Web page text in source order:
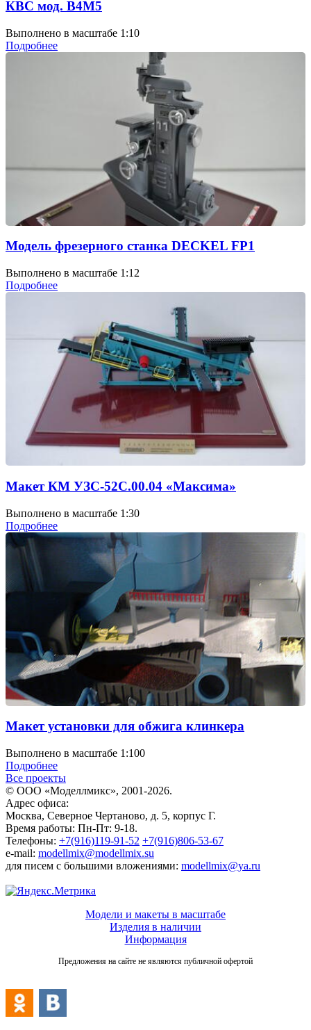
КВС мод. В4М5
Выполнено в масштабе 1:10
Подробнее
Модель фрезерного станка DECKEL FP1
Выполнено в масштабе 1:12
Подробнее
Макет КМ УЗС-52С.00.04 «Максима»
Выполнено в масштабе 1:30
Подробнее
Макет установки для обжига клинкера
Выполнено в масштабе 1:100
Подробнее
Все проекты
© ООО «Моделлмикс», 2001-2026.
Адрес офиса:
Москва, Северное Чертаново, д. 5, корпус Г.
Время работы: Пн-Пт: 9-18.
Телефоны: +7(916)119-91-52 +7(916)806-53-67
e-mail: modellmix@modellmix.su
для писем с большими вложениями: modellmix@ya.ru
Модели и макеты в масштабе
Изделия в наличии
Информация
Предложения на сайте не являются публичной офертой